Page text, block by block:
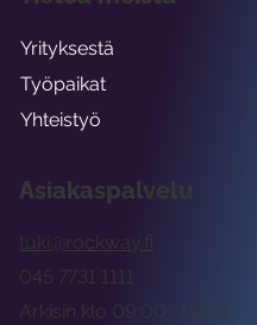
Asiakaspalvelu
tuki@rockway.fi
Arkisin klo 09:00 -15:00
045 7731 1111
Yrityksestä
Työpaikat
Yhteistyö